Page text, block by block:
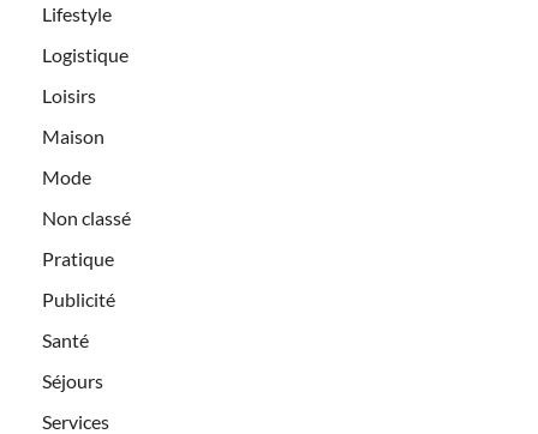
Lifestyle
Logistique
Loisirs
Maison
Mode
Non classé
Pratique
Publicité
Santé
Séjours
Services